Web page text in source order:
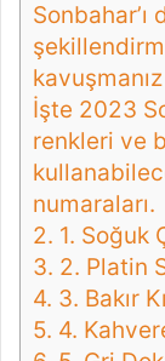
Sonbahar’ı
İşte 2023
renkleri ve
numaraları.
2. 1. Soğuk
3. 2. Platin
4. 3. Bakır
5. 4.